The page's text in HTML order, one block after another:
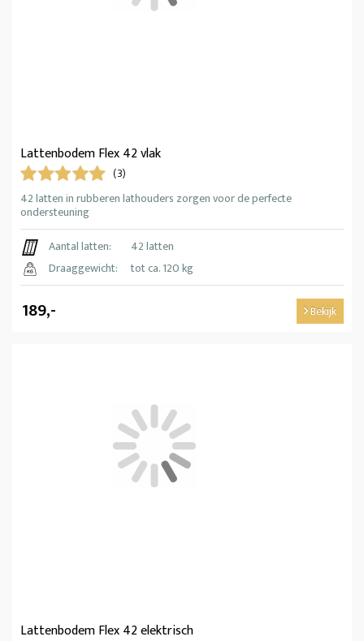
Lattenbodem Flex 42 vlak
(3)
42 latten in rubberen lathouders zorgen voor de perfecte
ondersteuning
Aantal latten:
42 latten
Draaggewicht:
tot ca. 120 kg
189,- Bekijk
Lattenbodem Flex 42 elektrisch